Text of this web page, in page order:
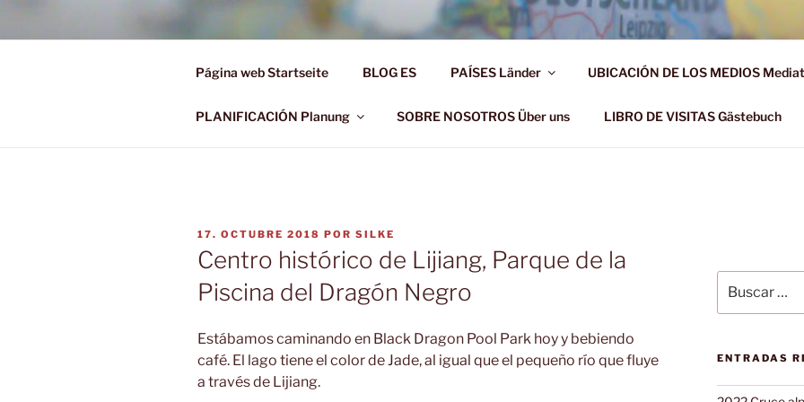
Saltar
Ü50 EIN JAHR DIE WELT
Página web Startseite BLOG ES PAÍSES Länder UBICACIÓN DE LOS MEDIOS
PLANIFICACIÓN Planung SOBRE NOSOTROS Über uns LIBRO DE VISITAS Gästebuch
PUBLICADO
EL
17. OCTUBRE 2018 POR SILKE
Centro histórico de Lijiang, Parque de la
Piscina del Dragón Negro
Estábamos caminando en Black Dragon Pool Park hoy y bebiendo
café. El lago tiene el color de Jade, al igual que el pequeño río que fluye
a través de Lijiang.
por:
ENTRADAS